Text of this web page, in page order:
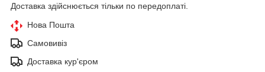
Доставка здійснюється тільки по передоплаті.
Нова Пошта
Самовивіз
Доставка кур'єром